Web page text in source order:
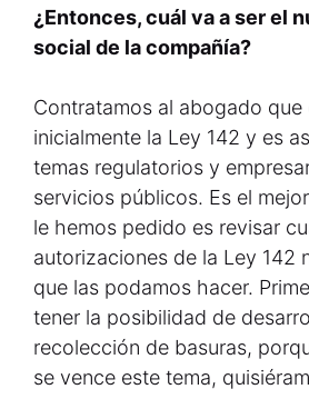
¿Entonces, cuál va a ser el
social de la compañía?
Contratamos al abogado que
inicialmente la Ley 142 y es
temas regulatorios y
servicios públicos. Es el
le hemos pedido es revisar
autorizaciones de la Ley 142
que las podamos hacer.
tener la posibilidad de
recolección de basuras,
se vence este tema,